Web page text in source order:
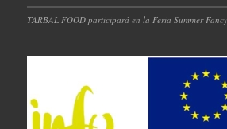
TARBAL FOOD participará en la Feria Summer